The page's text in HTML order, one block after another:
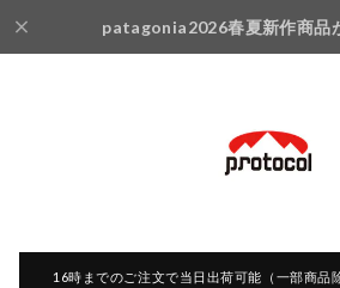
patagonia2026春夏新作商品
16時までのご注文で当日出荷可能（一部商品